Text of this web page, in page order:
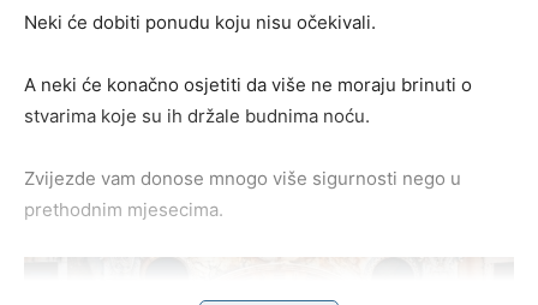
Neki će dobiti ponudu koju nisu očekivali.
A neki će konačno osjetiti da više ne moraju brinuti o
stvarima koje su ih držale budnima noću.
Zvijezde vam donose mnogo više sigurnosti nego u
prethodnim mjesecima.